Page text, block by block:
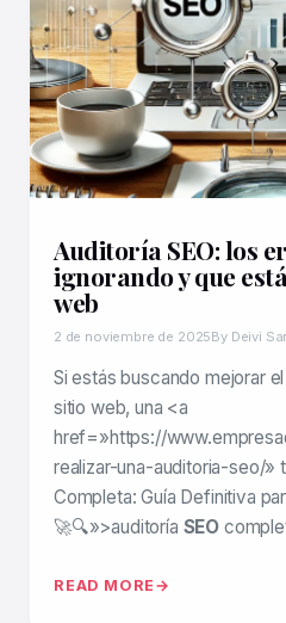
Auditoría SEO: los
ignorando y que
web
2 de noviembre de 2025By Deivi
Si estás buscando mejorar
sitio web, una <a
href=»https://
realizar-una-auditoria-seo/»
Completa: Guía Definitiva
🚀🔍»>auditoría SEO
READ MORE